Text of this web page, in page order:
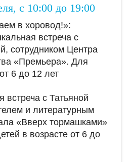
с 10:00 до 19:00
в хоровод!»:
встреча с
сотрудником Центра
«Премьера». Для
6 до 12 лет
встреча с Татьяной
и литературным
«Вверх тормашками»
в возрасте от 6 до